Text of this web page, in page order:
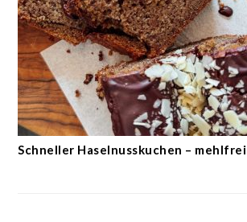
Schneller Haselnusskuchen – mehlfrei